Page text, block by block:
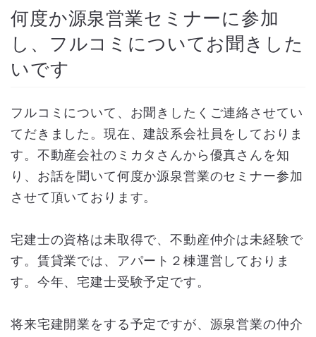
何度か源泉営業セミナーに参加
し、フルコミについてお聞きした
いです
フルコミについて、お聞きしたくご連絡させてい
てだきました。現在、建設系会社員をしておりま
す。不動産会社のミカタさんから優真さんを知
り、お話を聞いて何度か源泉営業のセミナー参加
させて頂いております。
宅建士の資格は未取得で、不動産仲介は未経験で
す。賃貸業では、アパート２棟運営しておりま
す。今年、宅建士受験予定です。
将来宅建開業をする予定ですが、源泉営業の仲介